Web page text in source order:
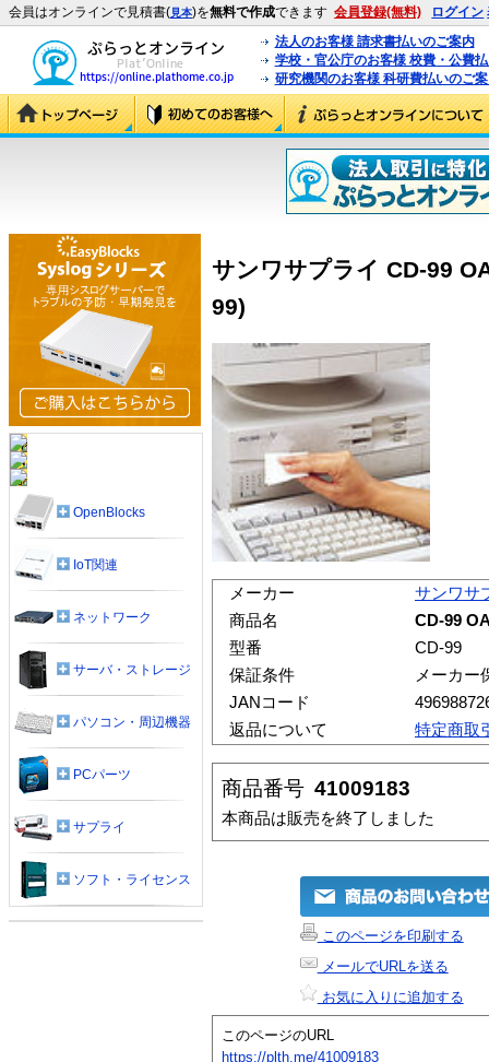
会員はオンラインで見積書(見本)を無料で作成できます 会員登録(無料) ログイン
法人のお客様 請求書払いのご案内
学校・官公庁のお客様 校費・公費
研究機関のお客様 科研費払いのご
サンワサプライ CD-99
99)
メーカー
サンワサ
商品名
CD-99
型番
CD-99
保証条件
メーカー
JANコード
返品について
特定商取
商品番号 41009183
本商品は販売を終了しました
このページを印刷する
メールでURLを送る
お気に入りに追加する
このページのURL
https://plth.me/41009183
OpenBlocks
IoT関連
ネットワーク
サーバ・ストレージ
パソコン・周辺機器
PCパーツ
サプライ
ソフト・ライセンス